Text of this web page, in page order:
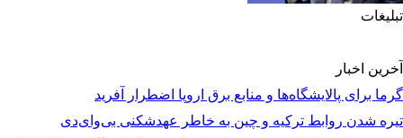
تبلیغات
آخرین اخبار
گرما برای پالایشگاه‌ها و منابع برق اروپا اضطرار آفرید
تیره شدن روابط ترکیه و چین به خاطر عهدشکنی بی‌وای‌دی